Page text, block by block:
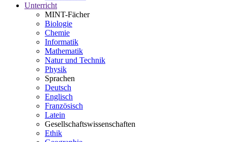
Unterricht
MINT-Fächer
Biologie
Chemie
Informatik
Mathematik
Natur und Technik
Physik
Sprachen
Deutsch
Englisch
Französisch
Latein
Gesellschaftswissenschaften
Ethik